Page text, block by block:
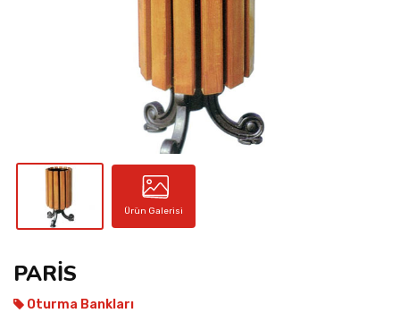
Ürün Galerisi
PARİS
Oturma Bankları